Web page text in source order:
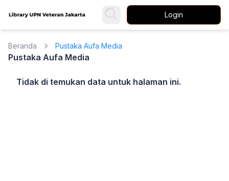
Login
Beranda Pustaka Aufa Media
Pustaka Aufa Media
Tidak di temukan data untuk halaman ini.